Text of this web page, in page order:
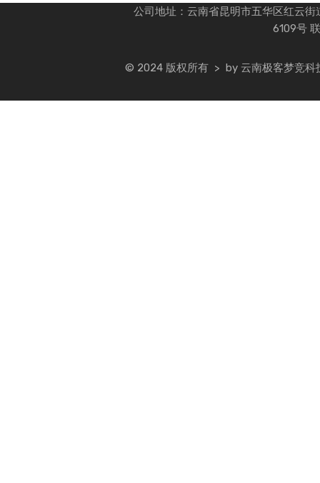
公司地址：云南省昆明市五华区红云街
6109号
© 2024 版权所有 > by 云南极客梦竞科